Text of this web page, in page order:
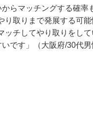
らマッチングする確率
取りまで発展する可
チしてやり取りをし
です」（大阪府/30代